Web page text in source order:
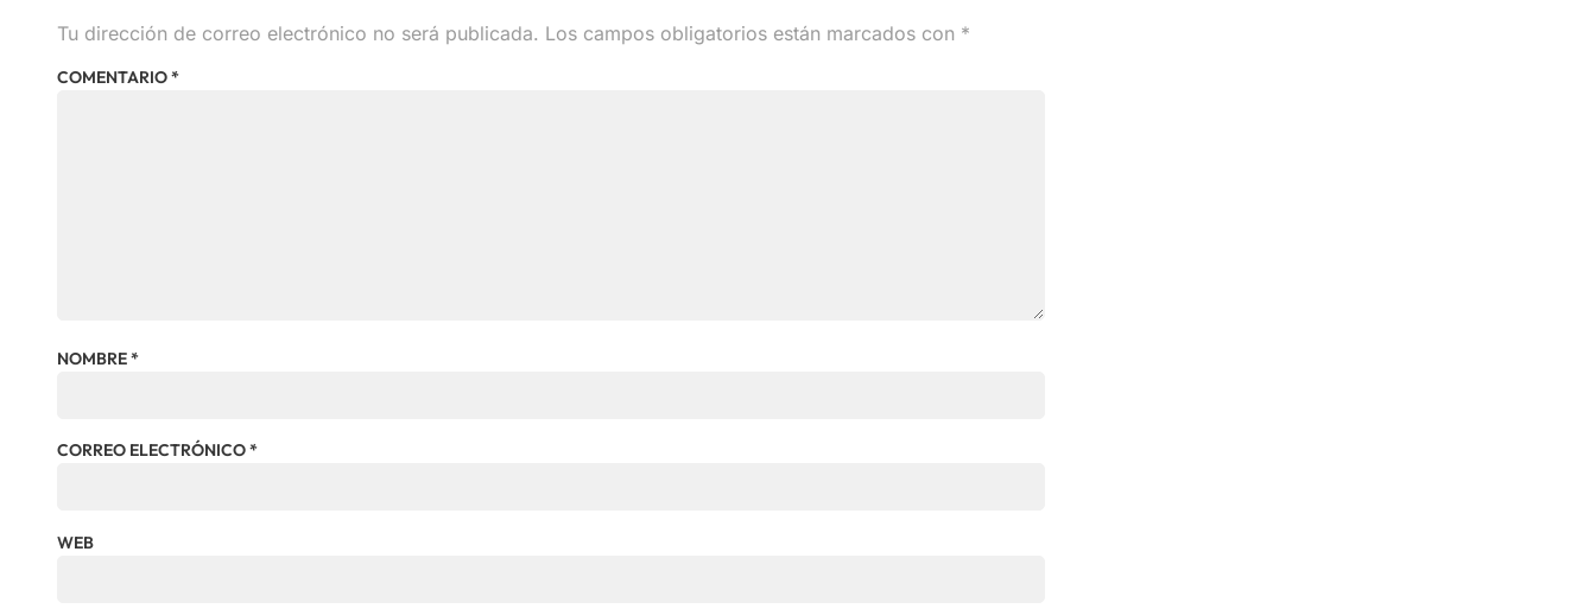
Tu dirección de correo electrónico no será publicada. Los campos obligatorios están marcados con *
COMENTARIO*
NOMBRE*
CORREO ELECTRÓNICO*
WEB